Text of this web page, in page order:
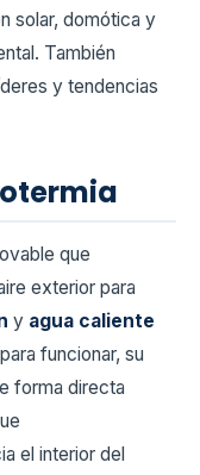
solar, domótica y
También
y tendencias
que
exterior para
y agua caliente
funcionar, su
forma directa
el interior del